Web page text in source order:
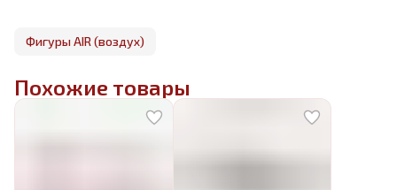
Фигуры AIR (воздух)
Похожие товары